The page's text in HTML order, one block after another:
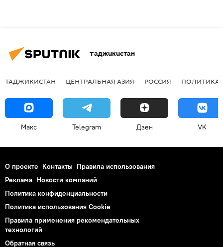
Таджикистан
ТАДЖИКИСТАН ЦЕНТРАЛЬНАЯ АЗИЯ РОССИЯ ПОЛИТИКА
Макс Telegram Дзен VK
О проекте Контакты Правила использования
Реклама Новости компаний
Политика конфиденциальности
Политика использования Cookie
Правила применения рекомендательных
технологий
Обратная связь